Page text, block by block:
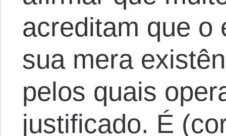
acreditam que
sua mera
pelos quais
justificado. É